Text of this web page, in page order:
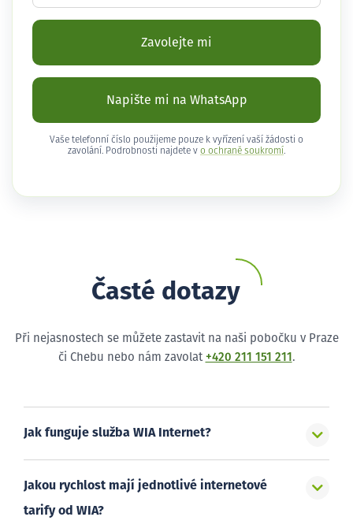
Zavolejte mi
Napište mi na WhatsApp
Vaše telefonní číslo použijeme pouze k vyřízení vaší žádosti o
zavolání. Podrobnosti najdete v o ochraně soukromí .
Časté dotazy
Při nejasnostech se můžete zastavit na naši pobočku v Praze
či Chebu nebo nám zavolat +420 211 151 211 .
Jak funguje služba WIA Internet?
Jakou rychlost mají jednotlivé internetové
tarify od WIA?